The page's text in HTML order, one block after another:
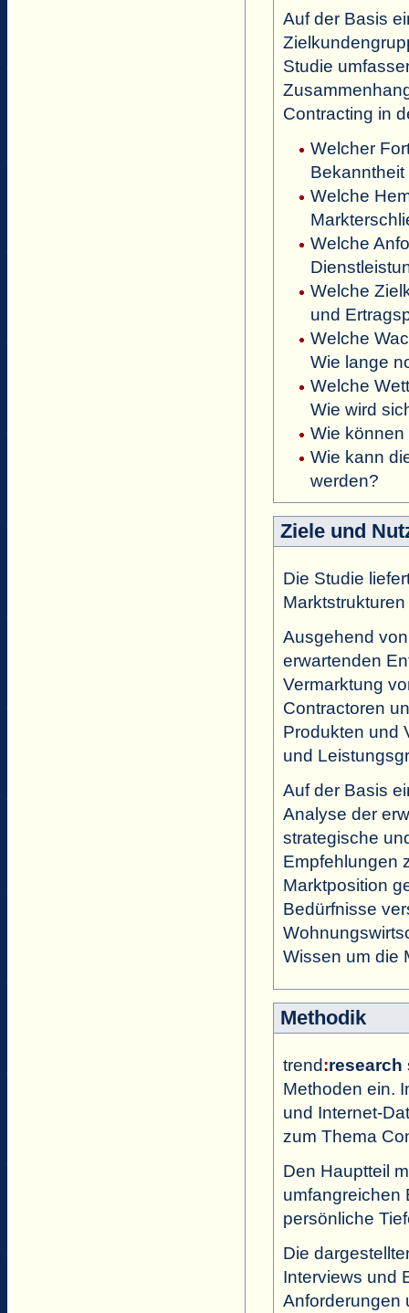
Auf der Basis
Studie
Contracting in
Welcher
Welche
Welche
Welche
und
Welche
Wie lange
Welche
Wie wird
Wie können
Wie kann
werden?
Ziele und
Die Studie
Ausgehend
erwartenden
Vermarktung
Contractoren
Produkten und
und
Auf der Basis
Analyse der
strategische
Empfehlungen
Marktposition
Bedürfnisse
Wissen um die
Methodik
trend:research
Methoden ein.
und Internet-
zum Thema
Den Hauptteil
umfangreichen
persönliche
Die
Interviews und
Anforderungen